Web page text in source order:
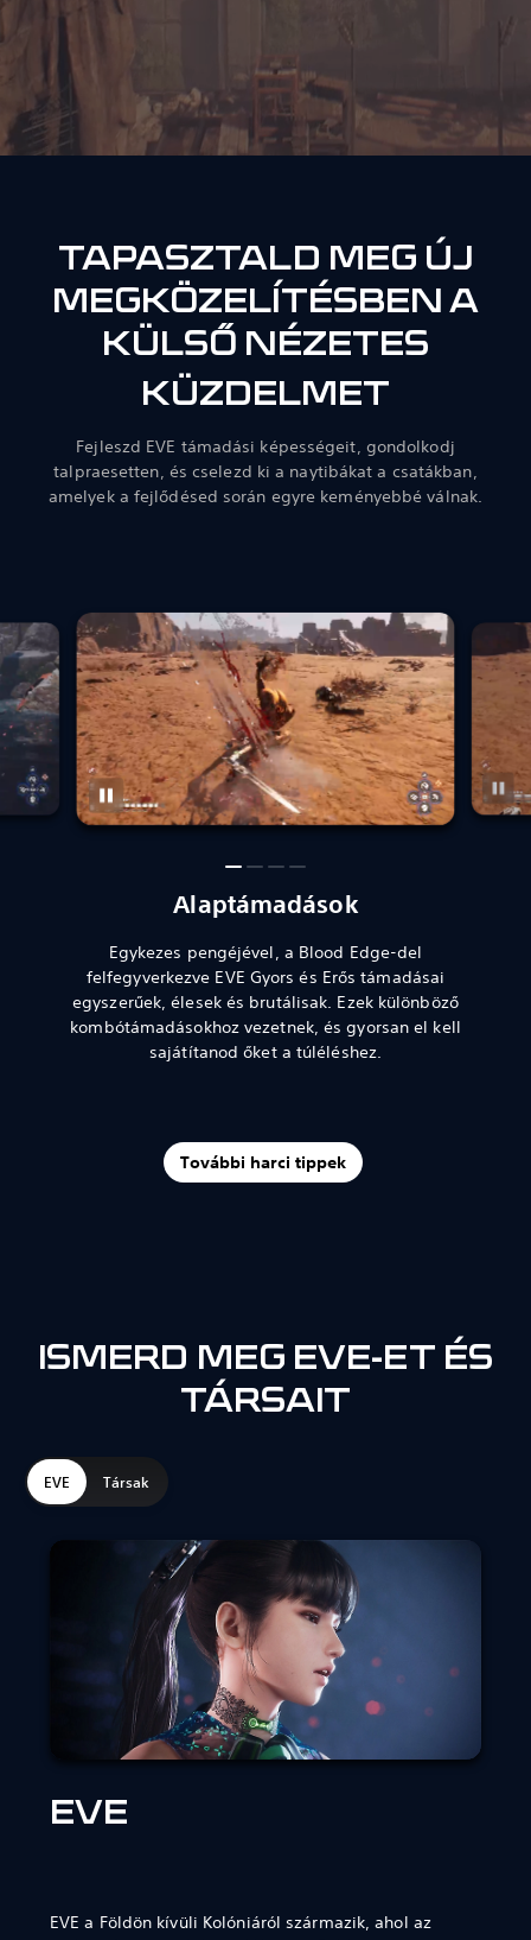
TAPASZTALD MEG ÚJ
MEGKÖZELÍTÉSBEN A
KÜLSŐ NÉZETES
KÜZDELMET
Fejleszd EVE támadási képességeit, gondolkodj
talpraesetten, és cselezd ki a naytibákat a csatákban,
amelyek a fejlődésed során egyre keményebbé válnak.
Alaptámadások
Egykezes pengéjével, a Blood Edge-del
felfegyverkezve EVE Gyors és Erős támadásai
egyszerűek, élesek és brutálisak. Ezek különböző
kombótámadásokhoz vezetnek, és gyorsan el kell
sajátítanod őket a túléléshez.
További harci tippek
ISMERD MEG EVE-ET ÉS
TÁRSAIT
EVE Társak
EVE
EVE a Földön kívüli Kolóniáról származik, ahol az